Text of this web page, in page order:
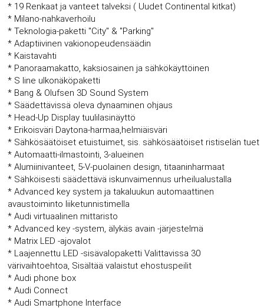
* 19 Renkaat ja vanteet talveksi ( Uudet Continental kitkat)
* Milano-nahkaverhoilu
* Teknologia-paketti "City" & "Parking"
* Adaptiivinen vakionopeudensäädin
* Kaistavahti
* Panoraamakatto, kaksiosainen ja sähkökäyttöinen
* S line ulkonäköpaketti
* Bang & Olufsen 3D Sound System
* Säädettävissä oleva dynaaminen ohjaus
* Head-Up Display tuulilasinäyttö
* Erikoisväri Daytona-harmaa,helmiäisväri
* Sähkösäätöiset etuistuimet, sis. sähkösäätöiset ristiselän tuet
* Automaatti-ilmastointi, 3-alueinen
* Alumiinivanteet, 5-V-puolainen design, titaaninharmaat
* Sähköisesti säädettävä iskunvaimennus urheilualustalla
* Advanced key system ja takaluukun automaattinen
avaustoiminto liiketunnistimella
* Audi virtuaalinen mittaristo
* Advanced key -system, älykäs avain -järjestelmä
* Matrix LED -ajovalot
* Laajennettu LED -sisävalopaketti Valittavissa 30
värivaihtoehtoa, Sisältää valaistut ehostuspeilit
* Audi phone box
* Audi Connect
* Audi Smartphone Interface